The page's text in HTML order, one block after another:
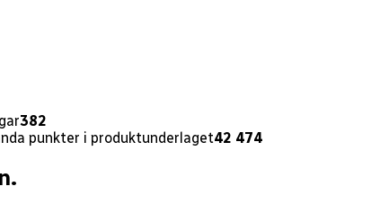
382
punkter i produktunderlaget42 474